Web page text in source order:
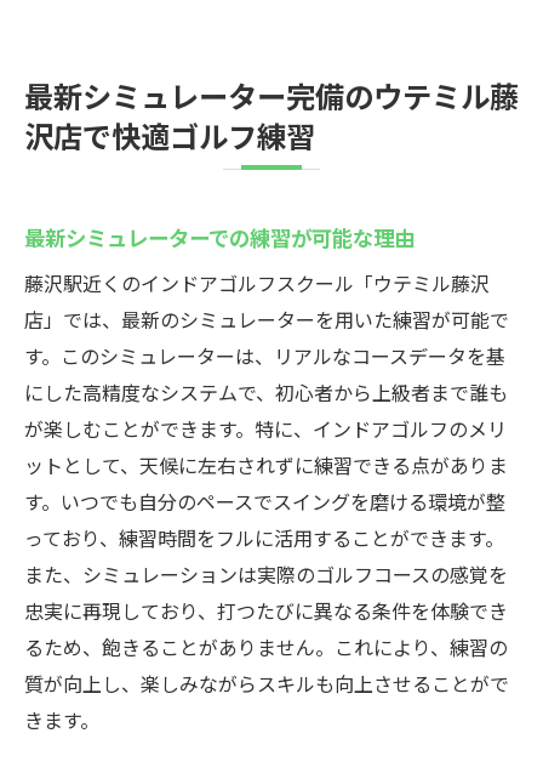
最新シミュレーター完備のウテミル藤
沢店で快適ゴルフ練習
最新シミュレーターでの練習が可能な理由
藤沢駅近くのインドアゴルフスクール「ウテミル藤沢
店」では、最新のシミュレーターを用いた練習が可能で
す。このシミュレーターは、リアルなコースデータを基
にした高精度なシステムで、初心者から上級者まで誰も
が楽しむことができます。特に、インドアゴルフのメリ
ットとして、天候に左右されずに練習できる点がありま
す。いつでも自分のペースでスイングを磨ける環境が整
っており、練習時間をフルに活用することができます。
また、シミュレーションは実際のゴルフコースの感覚を
忠実に再現しており、打つたびに異なる条件を体験でき
るため、飽きることがありません。これにより、練習の
質が向上し、楽しみながらスキルも向上させることがで
きます。